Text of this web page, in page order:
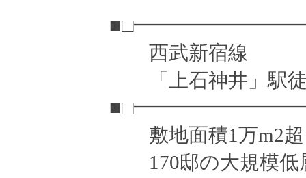
西武新宿線
「上石神井」駅徒
敷地面積1万m2
170邸の大規模低